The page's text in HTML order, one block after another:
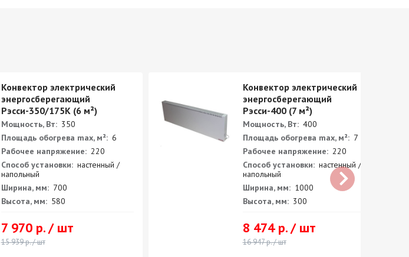
Конвектор электрический
энергосберегающий
Рэсси-350/175K (6 м²)
Мощность, Вт: 350
Площадь обогрева max, м²: 6
Рабочее напряжение: 220
Способ установки: настенный /
напольный
Ширина, мм: 700
Высота, мм: 580
7 970 р. / шт
15 939 р. / шт
Конвектор электрический
энергосберегающий
Рэсси-400 (7 м²)
Мощность, Вт: 400
Площадь обогрева max, м²: 7
Рабочее напряжение: 220
Способ установки: настенный /
напольный
Ширина, мм: 1000
Высота, мм: 300
8 474 р. / шт
16 947 р. / шт